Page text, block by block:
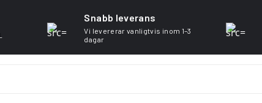
Snabb leverans
Vi levererar vanligtvis inom 1–3
dagar